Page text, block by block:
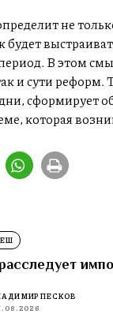
не
В этом
и сути
сформирует
которая
ПЕСКОВ